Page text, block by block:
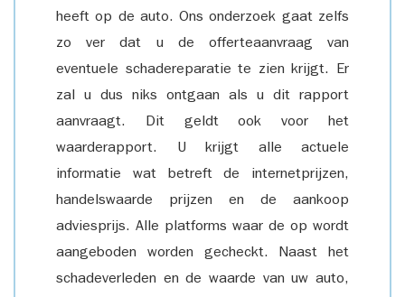
heeft op de auto. Ons onderzoek gaat zelfs
zo ver dat u de offerteaanvraag van
eventuele schadereparatie te zien krijgt. Er
zal u dus niks ontgaan als u dit rapport
aanvraagt. Dit geldt ook voor het
waarderapport. U krijgt alle actuele
informatie wat betreft de internetprijzen,
handelswaarde prijzen en de aankoop
adviesprijs. Alle platforms waar de op wordt
aangeboden worden gecheckt. Naast het
schadeverleden en de waarde van uw auto,